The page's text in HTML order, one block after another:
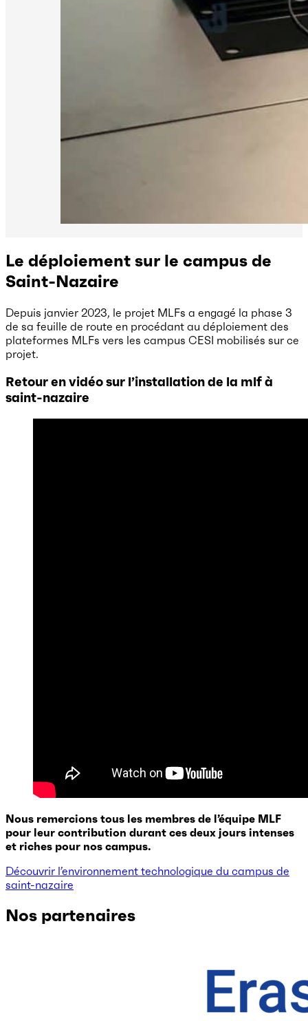
Le déploiement sur le campus de
Saint-Nazaire
Depuis janvier 2023, le projet MLFs a engagé la phase 3
de sa feuille de route en procédant au déploiement des
plateformes MLFs vers les campus CESI mobilisés sur ce
projet.
Retour en vidéo sur l’installation de la mlf à
saint-nazaire
Nous remercions tous les membres de l’équipe MLF
pour leur contribution durant ces deux jours intenses
et riches pour nos campus.
Découvrir l’environnement technologique du campus de
saint-nazaire
Nos partenaires